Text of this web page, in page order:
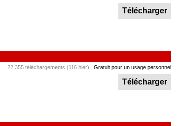
Télécharger
22 355 téléchargements (116 hier) Gratuit pour un usage personnel
Télécharger